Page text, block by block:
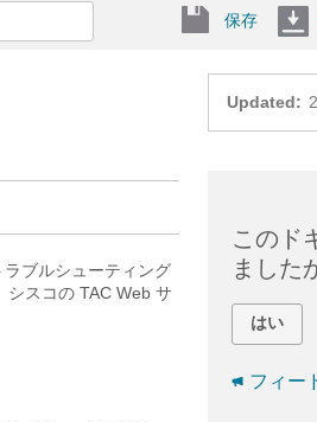
保存
Updated:
ラブルシューティング
シスコの TAC Web サ
このド
ました
はい
フィー